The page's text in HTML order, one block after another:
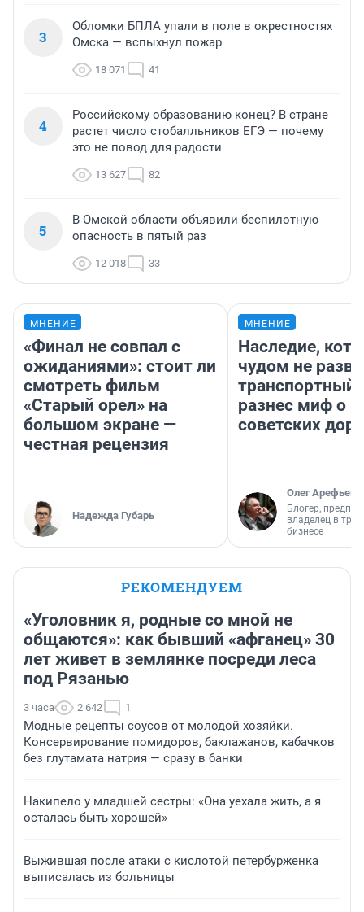
3
Обломки БПЛА упали в поле в окрестностях
Омска — вспыхнул пожар
18 071 41
4
Российскому образованию конец? В стране
растет число стобалльников ЕГЭ — почему
это не повод для радости
13 627 82
5
В Омской области объявили беспилотную
опасность в пятый раз
12 018 33
МНЕНИЕ
«Финал не совпал с
ожиданиями»: стоит ли
смотреть фильм
«Старый орел» на
большом экране —
честная рецензия
Надежда Губарь
МНЕНИЕ
Наследие,
чудом не
транспортный
разнес миф о
советских
Олег Арефьев
Блогер,
владелец в
бизнесе
РЕКОМЕНДУЕМ
«Уголовник я, родные со мной не
общаются»: как бывший «афганец» 30
лет живет в землянке посреди леса
под Рязанью
3 часа 2 642 1
Модные рецепты соусов от молодой хозяйки.
Консервирование помидоров, баклажанов, кабачков
без глутамата натрия — сразу в банки
Накипело у младшей сестры: «Она уехала жить, а я
осталась быть хорошей»
Выжившая после атаки с кислотой петербурженка
выписалась из больницы